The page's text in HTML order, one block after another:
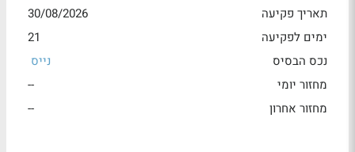
תאריך פקיעה
30/08/2026
ימים לפקיעה
21
נכס הבסיס
נייס
מחזור יומי
--
מחזור אחרון
--